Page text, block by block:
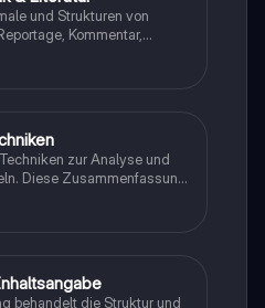
und Strukturen von
Kommentar,
Texten (Kurzgeschichte,
bietet
zur Analyse und
Diese Zusammenfassung
und die sprachlich-
behandelt die Struktur und